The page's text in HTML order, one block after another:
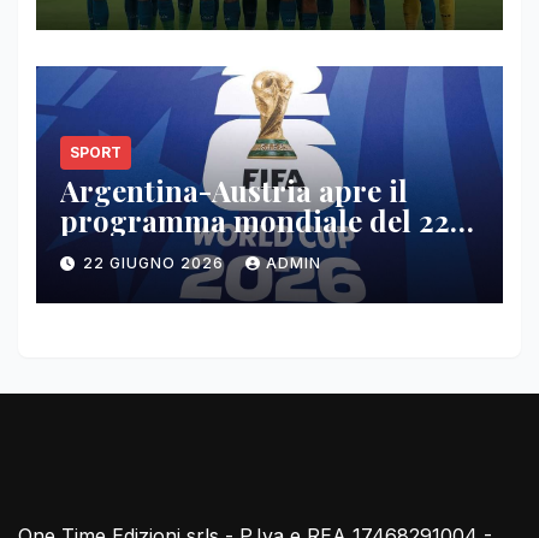
SPORT
Argentina-Austria apre il
programma mondiale del 22
giugno
22 GIUGNO 2026 ADMIN